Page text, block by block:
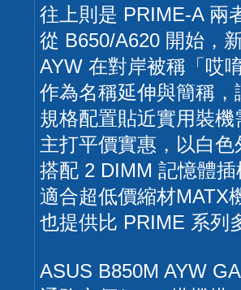
往上則是 PRIME-A 兩
從 B650/A620 開始，
AYW 在對岸被稱「哎
作為名稱延伸與簡稱
規格配置貼近實用裝
主打平價實惠，以白
搭配 2 DIMM 記憶體
適合超低價縮材MATX
也提供比 PRIME 系列
ASUS B850M AYW